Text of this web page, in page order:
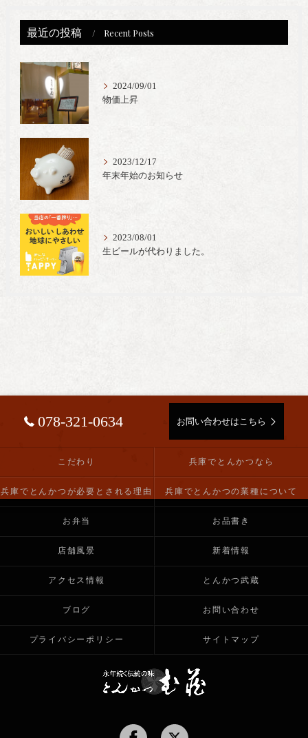
最近の投稿 Recent Posts
2024/09/01
物価上昇
2023/12/17
年末年始のお知らせ
2023/08/01
生ビールが代わりました。
078-321-0634 お問い合わせはこちら
こだわり 兵庫でとんかつなら
兵庫でとんかつが必要とされる理由 兵庫でとんかつの業種について
お弁当 お品書き
店舗風景 新着情報
アクセス情報 とんかつ武蔵
ブログ お問い合わせ
プライバシーポリシー サイトマップ